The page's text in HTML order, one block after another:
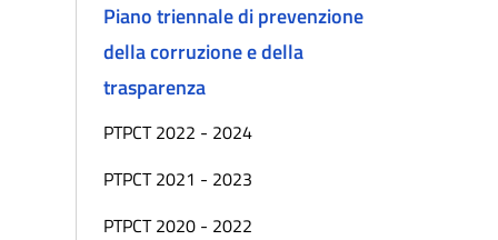
Piano triennale di prevenzione
della corruzione e della
trasparenza
PTPCT 2022 - 2024
PTPCT 2021 - 2023
PTPCT 2020 - 2022